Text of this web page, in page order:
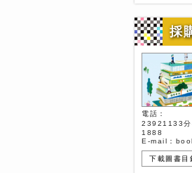
採
電話：
23921133分
1888
E-mail：
下載圖書目